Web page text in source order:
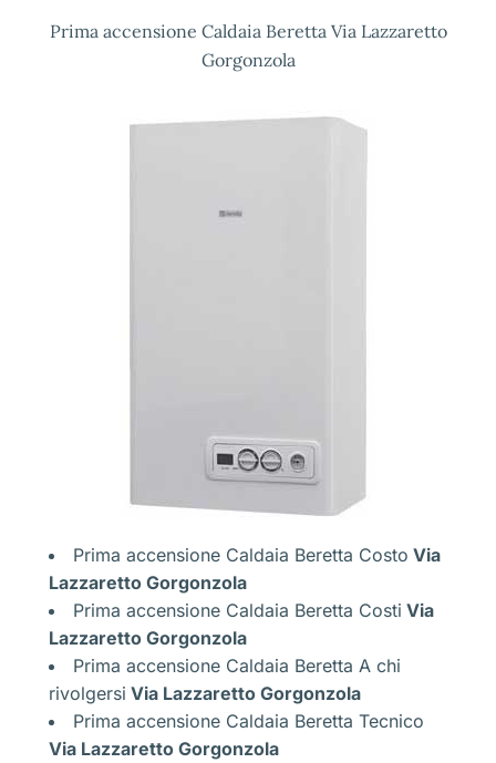
Prima accensione Caldaia Beretta Via Lazzaretto
Gorgonzola
Prima accensione Caldaia Beretta Costo Via
Lazzaretto Gorgonzola
Prima accensione Caldaia Beretta Costi Via
Lazzaretto Gorgonzola
Prima accensione Caldaia Beretta A chi
rivolgersi Via Lazzaretto Gorgonzola
Prima accensione Caldaia Beretta Tecnico
Via Lazzaretto Gorgonzola